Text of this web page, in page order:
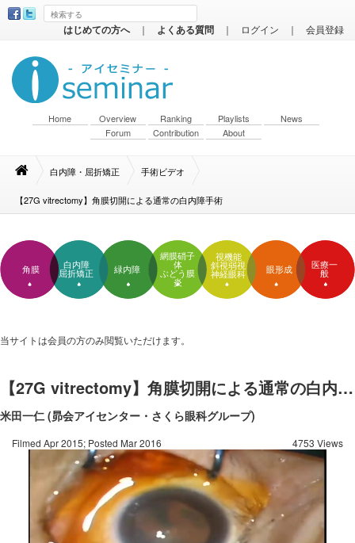
はじめての方へ ｜ よくある質問 ｜ ログイン ｜ 会員登録
Home Overview Ranking Playlists
News
Forum
Contribution About
白内障・屈折矯正 手術ビデオ
【27G vitrectomy】角膜切開による通常の白内障手術
角膜
白内障
屈折矯正
緑内障
網膜硝子
体
ぶどう膜
炎
視機能
斜視弱視
神経眼科
眼形成
医療一
般
当サイトは会員の方のみ閲覧いただけます。
【27G vitrectomy】角膜切開による通常の白内障手術
米田一仁 (昴会アイセンター・さくら眼科グループ)
Filmed Apr 2015; Posted Mar 2016 4753 Views